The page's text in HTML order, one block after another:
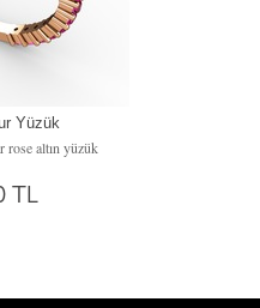
Yüzük
rose altın yüzük
TL